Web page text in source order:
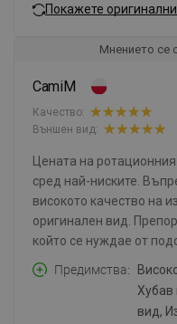
Покажете
Мнението се
CamiM
Качество:
Външен вид:
Цената на
сред най-ниските.
високото качество на
оригинален вид.
който се нуждае от
Предимства
вид,